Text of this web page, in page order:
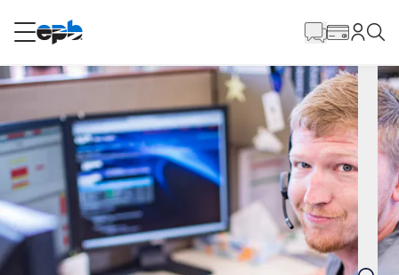
RESIDENCIAL
Internet
Energía
Televisión
principal